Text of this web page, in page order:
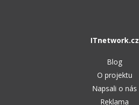
ITnetwork.cz
Blog
O projektu
Napsali o nás
Reklama